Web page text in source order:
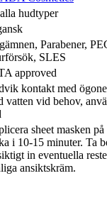
hudtyper
Parabener,
SLES
approved
kontakt med
vatten vid behov,
sheet masken
i 10-15 minuter. Ta
in eventuella
ansiktskräm.